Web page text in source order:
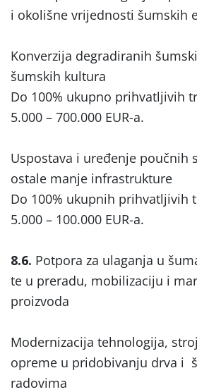
i okolišne vrijednosti šumskih
Konverzija degradiranih
šumskih kultura
Do 100% ukupno prihvatljivih
5.000 – 700.000 EUR-a.
Uspostava i uređenje poučnih
ostale manje infrastrukture
Do 100% ukupnih prihvatljivih
5.000 – 100.000 EUR-a.
8.6. Potpora za ulaganja u
te u preradu, mobilizaciju i
proizvoda
Modernizacija tehnologija,
opreme u pridobivanju drva i
radovima